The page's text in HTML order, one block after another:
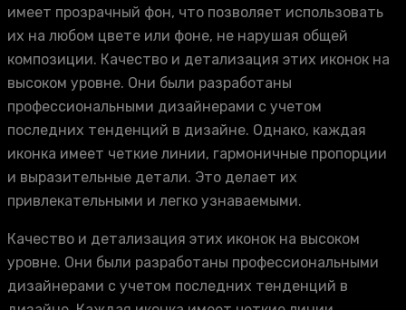
имеет прозрачный фон, что позволяет использовать
их на любом цвете или фоне, не нарушая общей
композиции. Качество и детализация этих иконок на
высоком уровне. Они были разработаны
профессиональными дизайнерами с учетом
последних тенденций в дизайне. Однако, каждая
иконка имеет четкие линии, гармоничные пропорции
и выразительные детали. Это делает их
привлекательными и легко узнаваемыми.
Качество и детализация этих иконок на высоком
уровне. Они были разработаны профессиональными
дизайнерами с учетом последних тенденций в